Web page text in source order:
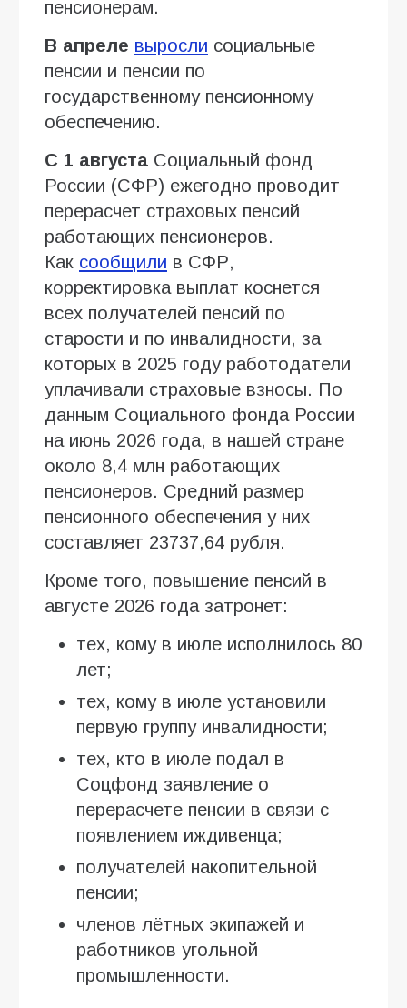
пенсионерам.
В апреле выросли социальные
пенсии и пенсии по
государственному пенсионному
обеспечению.
С 1 августа Социальный фонд
России (СФР) ежегодно проводит
перерасчет страховых пенсий
работающих пенсионеров.
Как сообщили в СФР,
корректировка выплат коснется
всех получателей пенсий по
старости и по инвалидности, за
которых в 2025 году работодатели
уплачивали страховые взносы. По
данным Социального фонда России
на июнь 2026 года, в нашей стране
около 8,4 млн работающих
пенсионеров. Средний размер
пенсионного обеспечения у них
составляет 23737,64 рубля.
Кроме того, повышение пенсий в
августе 2026 года затронет:
тех, кому в июле исполнилось 80
лет;
тех, кому в июле установили
первую группу инвалидности;
тех, кто в июле подал в
Соцфонд заявление о
перерасчете пенсии в связи с
появлением иждивенца;
получателей накопительной
пенсии;
членов лётных экипажей и
работников угольной
промышленности.